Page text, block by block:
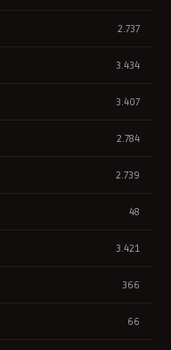
2.737
3.434
3.407
2.784
2.739
48
3.421
366
66